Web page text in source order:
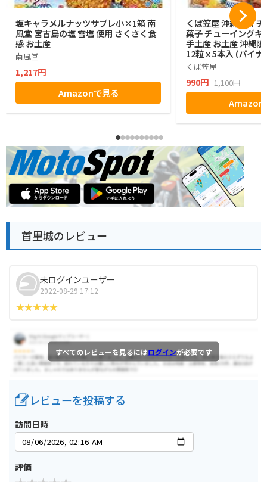
塩キャラメルナッツサブレ小×1箱 南
風堂 宮古島の塩 雪塩 使用 さくさく食
感 お土産
南風堂
1,217円
Amazonで見る
くば笠屋 沖縄 ハイ
菓子 チューイングキ
手土産 お土産 沖縄
12粒ｘ5本入 (パイナ
くば笠屋
990円 1,100円
Amazon
首里城のレビュー
未ログインユーザー
2022-08-29 17:12
すべてのレビューを見るにはログインが必要です
レビューを投稿する
訪問日時
評価